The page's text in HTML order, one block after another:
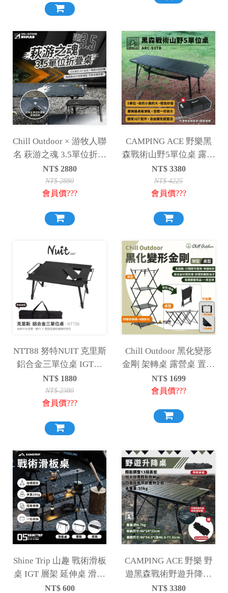
Chill Outdoor × 游牧人聯
名 萩游之魂 3.5單位折疊
桌 3.5單位 折疊桌 IGT桌
單位桌
NT$ 2880
NT$2880
會員價???
CAMPING ACE 野樂黑
森戰術山野5單位桌 露營
桌 升降桌 摺疊桌 單位桌
蛋捲桌 IGT桌 露營
NT$ 3380
NT$4225
會員價???
NTT88 努特NUIT 克里斯
鋁合金三單位桌 IGT單
元桌 多功能露營桌 折疊
桌 鋁合金桌
NT$ 1880
NT$2380
會員價???
Chill Outdoor 黑化變形
金剛 架轉桌 露營桌 置物
架 爐板 一單位 可變型
露營
NT$ 1699
會員價???
Shine Trip 山趣 戰術滑板
桌 IGT 層架 延伸桌 滑板
桌 可調節高度 露營桌 露
NT$ 600
CAMPING ACE 野樂 野
遊黑森戰術野遊升降桌
升降桌 折疊桌 露營 單位
NT$ 3380